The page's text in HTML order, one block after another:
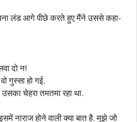
लंड आगे पीछे करते हुए मैंने उससे कहा-
दो न!
गुस्सा हो गई.
चेहरा तमतमा रहा था.
नाराज होने वाली क्या बात है. मुझे जो